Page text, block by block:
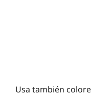
Usa también